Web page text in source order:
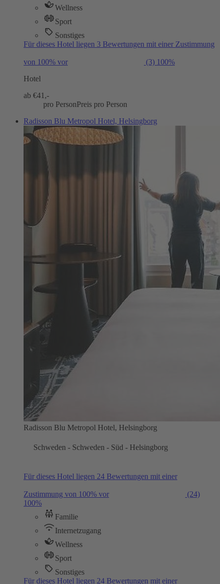
Wellness
Sport
Sonstiges
Für dieses Hotel liegen 3 Bewertungen mit einer Zustimmung
von 100% vor (3) 100%
Hotel
ab €41,-
pro PersonPreis pro Person
Radisson Blu Metropol Hotel, Helsingborg
Radisson Blu Metropol Hotel, Helsingborg
Schweden - Schweden - Süd - Helsingborg
Für dieses Hotel liegen 24 Bewertungen mit einer
Zustimmung von 100% vor
(24)
100%
Familie
Internetzugang
Wellness
Sport
Sonstiges
Für dieses Hotel liegen 24 Bewertungen mit einer